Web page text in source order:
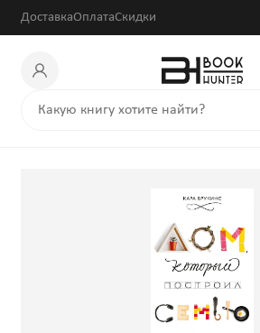
ДоставкаОплатаСкидки